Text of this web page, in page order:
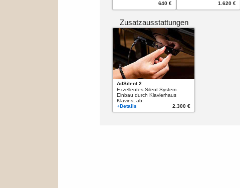
640 €
1.620 €
Zusatzausstattungen
AdSilent 2
Exzellentes Silent-System.
Einbau durch Klavierhaus
Klavins, ab:
+Details
2.300 €